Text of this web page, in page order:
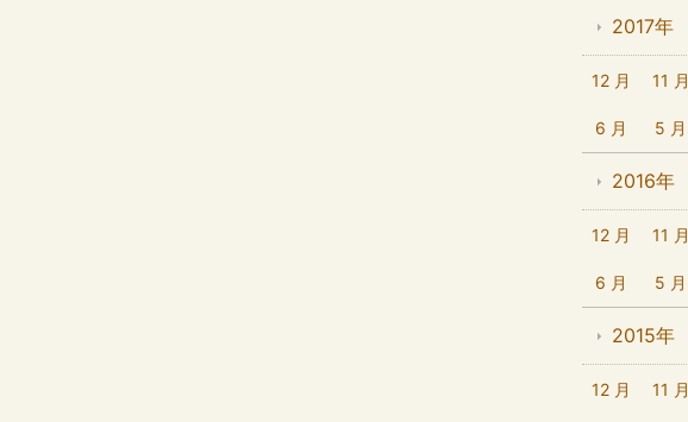
2017年
12 月 11 月
6 月 5 月
2016年
12 月 11 月
6 月 5 月
2015年
12 月 11 月